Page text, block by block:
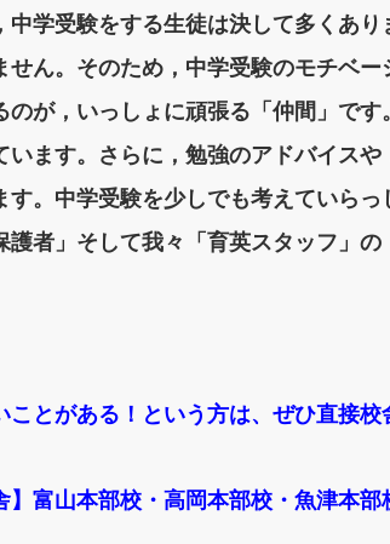
中学受験をする生徒は決して多くあ
せん。そのため，中学受験のモチベ
のが，いっしょに頑張る「仲間」で
います。さらに，勉強のアドバイス
す。中学受験を少しでも考えていら
者」そして我々「育英スタッフ」の
ことがある！という方は、ぜひ直接校
】富山本部校・高岡本部校・魚津本部